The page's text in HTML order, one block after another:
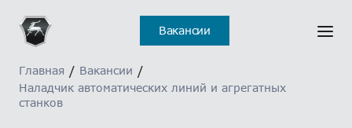
Вакансии
Главная / Вакансии /
Наладчик автоматических линий и агрегатных
станков